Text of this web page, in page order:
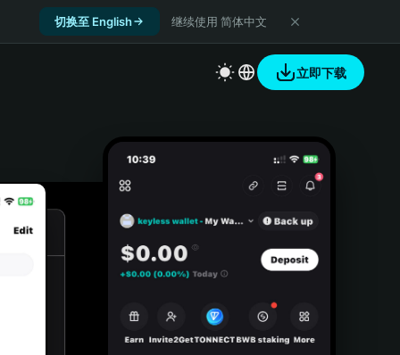
切换至 English 继续使用 简体中文
立即下载